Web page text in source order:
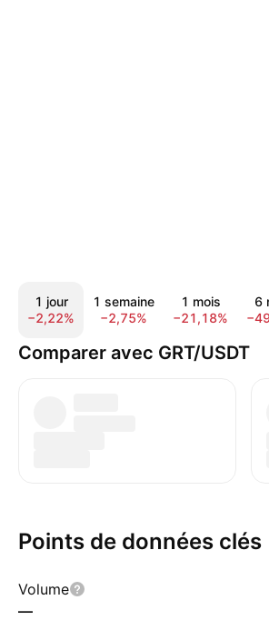
1 jour
−2,22%
1 semaine
−2,75%
1 mois
−21,18%
6
Comparer avec GRT/USDT
Points de données clés
Volume
—